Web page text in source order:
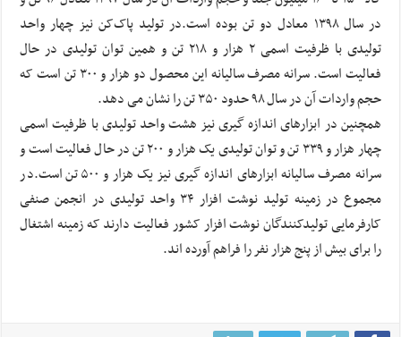
در سال ۱۳۹۸ معادل دو تن بوده است.در تولید پاک‌کن نیز چهار واحد
تولیدی با ظرفیت اسمی ۲ هزار و ۲۱۸ تن و همین توان تولیدی در حال
فعالیت است. سرانه مصرف سالیانه این محصول دو هزار و ۳۰۰ تن است که
حجم واردات آن در سال ۹۸ حدود ۳۵۰ تن را نشان می دهد.
همچنین در ابزارهای اندازه گیری نیز هشت واحد تولیدی با ظرفیت اسمی
چهار هزار و ۳۳۹ تن و توان تولیدی یک هزار و ۲۰۰ تن در حال فعالیت است و
سرانه مصرف سالیانه ابزارهای اندازه گیری نیز یک هزار و ۵۰۰ تن است.در
مجموع در زمینه تولید نوشت افزار ۳۴ واحد تولیدی در انجمن صنفی
کارفرمایی تولیدکنندگان نوشت افزار کشور فعالیت دارند که زمینه اشتغال
را برای بیش از پنج هزار نفر را فراهم آورده اند.